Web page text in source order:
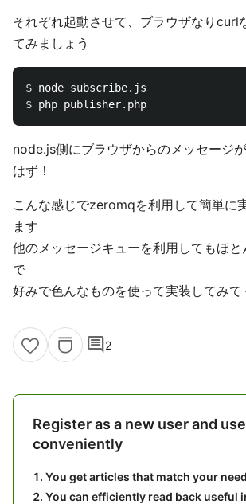
それぞれ起動させて、ブラウザなりcurl
てみましょう
$
$
node.js側にブラウザからのメッセージ
はず！
こんな感じでzeromqを利用して簡単に
ます
他のメッセージキューを利用してもほ
で
好みで色んなものを使って実装してみて
comment2
Register as a new user and
conveniently
You get articles that match your
You can efficiently read back useful